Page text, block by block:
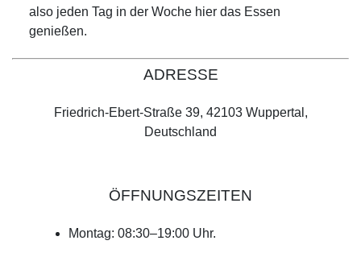
also jeden Tag in der Woche hier das Essen
genießen.
ADRESSE
Friedrich-Ebert-Straße 39, 42103 Wuppertal,
Deutschland
ÖFFNUNGSZEITEN
Montag: 08:30–19:00 Uhr.